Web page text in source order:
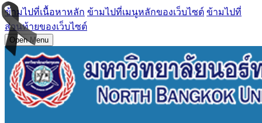
ข้ามไปที่เนื้อหาหลัก ข้ามไปที่เมนูหลักของเว็บไซต์ ข้ามไปที่
ส่วนท้ายของเว็บไซต์
Open Menu